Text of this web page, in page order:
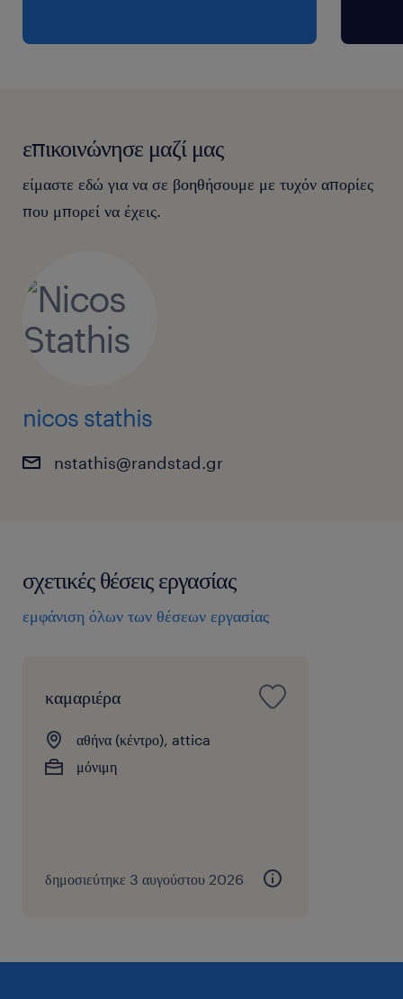
επικοινώνησε μαζί μας
είμαστε εδώ για να σε βοηθήσουμε με τυχόν απορίες
που μπορεί να έχεις.
nicos stathis
nstathis@randstad.gr
σχετικές θέσεις εργασίας
εμφάνιση όλων των θέσεων εργασίας
καμαριέρα
αθήνα (κέντρο), attica
μόνιμη
δημοσιεύτηκε 3 αυγούστου 2026